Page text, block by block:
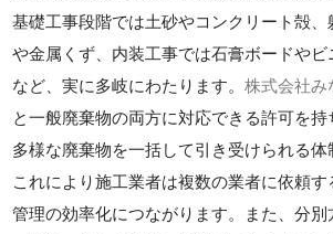
基礎工事段階では土砂やコンクリート殻
や金属くず、内装工事では石膏ボードや
など、実に多岐にわたります。株式会社み
と一般廃棄物の両方に対応できる許可を
多様な廃棄物を一括して引き受けられる体
これにより施工業者は複数の業者に依頼
管理の効率化につながります。また、分